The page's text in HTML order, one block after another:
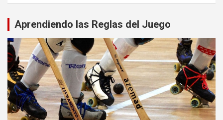
Aprendiendo las Reglas del Juego